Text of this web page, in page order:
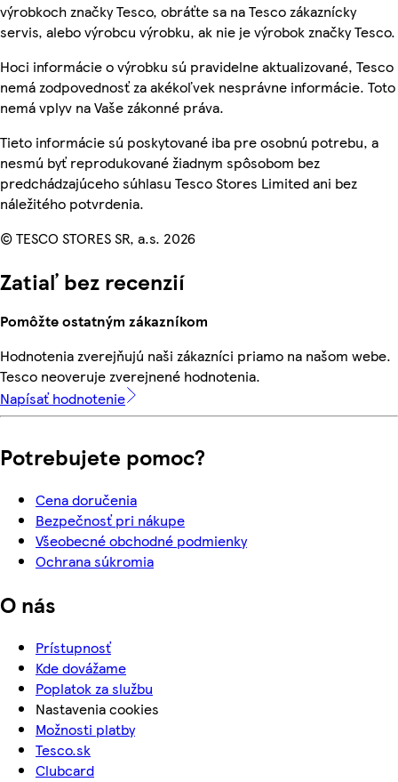
výrobkoch značky Tesco, obráťte sa na Tesco zákaznícky
servis, alebo výrobcu výrobku, ak nie je výrobok značky Tesco.
Hoci informácie o výrobku sú pravidelne aktualizované, Tesco
nemá zodpovednosť za akékoľvek nesprávne informácie. Toto
nemá vplyv na Vaše zákonné práva.
Tieto informácie sú poskytované iba pre osobnú potrebu, a
nesmú byť reprodukované žiadnym spôsobom bez
predchádzajúceho súhlasu Tesco Stores Limited ani bez
náležitého potvrdenia.
© TESCO STORES SR, a.s. 2026
Zatiaľ bez recenzií
Pomôžte ostatným zákazníkom
Hodnotenia zverejňujú naši zákazníci priamo na našom webe.
Tesco neoveruje zverejnené hodnotenia.
Napísať hodnotenie
Potrebujete pomoc?
Cena doručenia
Bezpečnosť pri nákupe
Všeobecné obchodné podmienky
Ochrana súkromia
O nás
Prístupnosť
Kde dovážame
Poplatok za službu
Nastavenia cookies
Možnosti platby
Tesco.sk
Clubcard